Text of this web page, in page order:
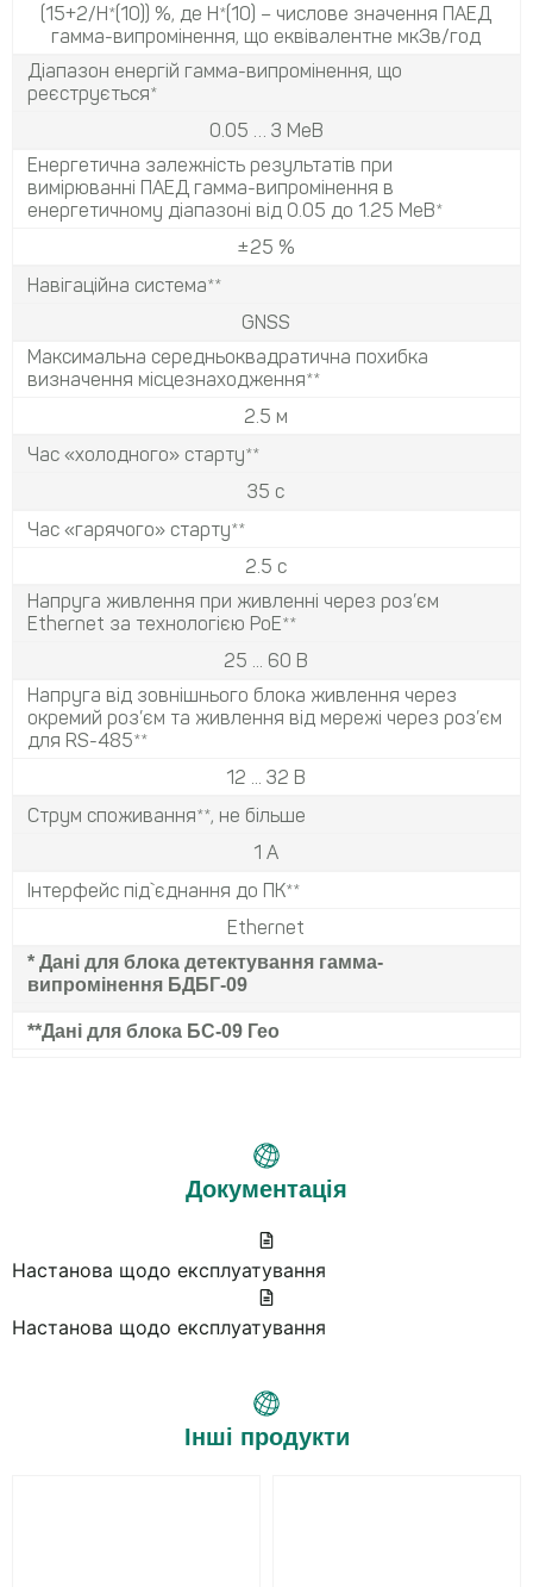
(15+2/H*(10)) %, де H*(10) – числове значення ПАЕД
гамма-випромінення, що еквівалентне мкЗв/год
Діапазон енергій гамма-випромінення, що
реєструється*
0.05 … 3 МеВ
Енергетична залежність результатів при
вимірюванні ПАЕД гамма-випромінення в
енергетичному діапазоні від 0.05 до 1.25 МеВ*
±25 %
Навігаційна система**
GNSS
Максимальна середньоквадратична похибка
визначення місцезнаходження**
2.5 м
Час «холодного» старту**
35 с
Час «гарячого» старту**
2.5 с
Напруга живлення при живленні через роз’єм
Ethernet за технологією PoE**
25 ... 60 В
Напруга від зовнішнього блока живлення через
окремий роз’єм та живлення від мережі через роз’єм
для RS-485**
12 ... 32 В
Струм споживання**, не більше
1 А
Інтерфейс під`єднання до ПК**
Ethernet
* Дані для блока детектування гамма-
випромінення БДБГ-09
**Дані для блока БС-09 Гео
Документація
Настанова щодо експлуатування
Настанова щодо експлуатування
Інші продукти